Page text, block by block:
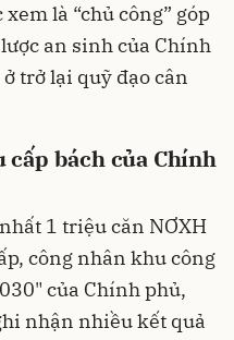
là “chủ công” góp
an sinh của Chính
trở lại quỹ đạo cân
bách của Chính
1 triệu căn NƠXH
công nhân khu công
của Chính phủ,
nhận nhiều kết quả